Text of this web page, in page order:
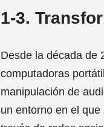
1-3.
Desde la década de
computadoras
manipulación de
un entorno en el